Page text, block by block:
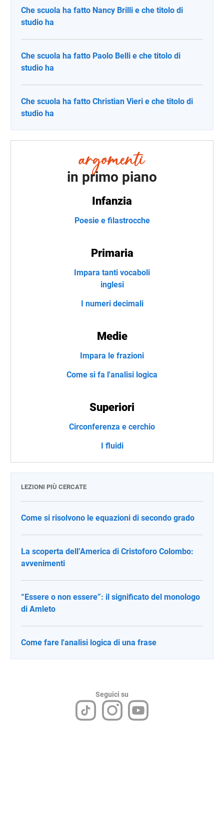
Che scuola ha fatto Nancy Brilli e che titolo di
studio ha
Che scuola ha fatto Paolo Belli e che titolo di
studio ha
Che scuola ha fatto Christian Vieri e che titolo di
studio ha
in primo piano
Infanzia
Poesie e filastrocche
Primaria
Impara tanti vocaboli
inglesi
I numeri decimali
Medie
Impara le frazioni
Come si fa l'analisi logica
Superiori
Circonferenza e cerchio
I fluidi
LEZIONI PIÙ CERCATE
Come si risolvono le equazioni di secondo grado
La scoperta dell’America di Cristoforo Colombo:
avvenimenti
“Essere o non essere”: il significato del monologo
di Amleto
Come fare l'analisi logica di una frase
Seguici su